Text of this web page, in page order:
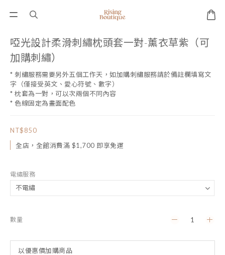
啞光設計柔滑刺繡枕頭套一對-薰衣草紫（可
加購刺繡）
* 刺繡服務需要另外五個工作天，如加購刺繡服務請於備註欄填寫文
字（僅接受英文、愛心符號、數字）
* 枕套為一對，可以次兩個不同內容
* 色線固定為畫面配色
NT$850
全店，全館消費滿 $1,700 即享免運
電繡服務
數量
以優惠價加購商品